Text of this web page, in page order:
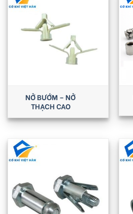
NỞ BƯỚM – NỞ
THẠCH CAO